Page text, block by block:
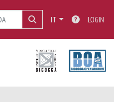
IT LOGIN